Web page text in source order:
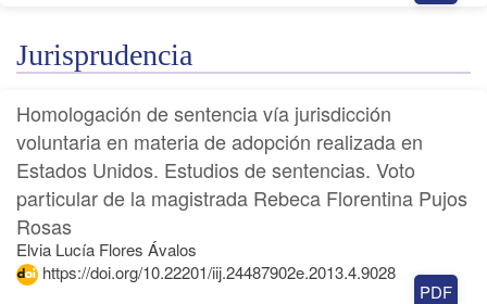
Jurisprudencia
Homologación de sentencia vía jurisdicción
voluntaria en materia de adopción realizada en
Estados Unidos. Estudios de sentencias. Voto
particular de la magistrada Rebeca Florentina Pujos
Rosas
Elvia Lucía Flores Ávalos
https://doi.org/10.22201/iij.24487902e.2013.4.9028
PDF